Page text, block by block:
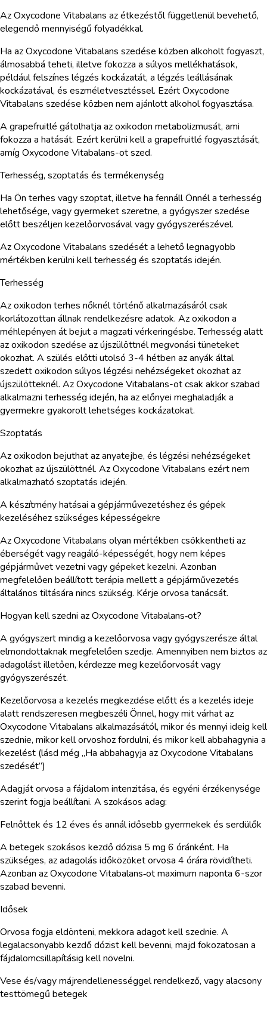
Az Oxycodone Vitabalans az étkezéstől függetlenül bevehető,
elegendő mennyiségű folyadékkal.
Ha az Oxycodone Vitabalans szedése közben alkoholt fogyaszt,
álmosabbá teheti, illetve fokozza a súlyos mellékhatások,
például felszínes légzés kockázatát, a légzés leállásának
kockázatával, és eszméletvesztéssel. Ezért Oxycodone
Vitabalans szedése közben nem ajánlott alkohol fogyasztása.
A grapefruitlé gátolhatja az oxikodon metabolizmusát, ami
fokozza a hatását. Ezért kerülni kell a grapefruitlé fogyasztását,
amíg Oxycodone Vitabalans-ot szed.
Terhesség, szoptatás és termékenység
Ha Ön terhes vagy szoptat, illetve ha fennáll Önnél a terhesség
lehetősége, vagy gyermeket szeretne, a gyógyszer szedése
előtt beszéljen kezelőorvosával vagy gyógyszerészével.
Az Oxycodone Vitabalans szedését a lehető legnagyobb
mértékben kerülni kell terhesség és szoptatás idején.
Terhesség
Az oxikodon terhes nőknél történő alkalmazásáról csak
korlátozottan állnak rendelkezésre adatok. Az oxikodon a
méhlepényen át bejut a magzati vérkeringésbe. Terhesség alatt
az oxikodon szedése az újszülöttnél megvonási tüneteket
okozhat. A szülés előtti utolsó 3-4 hétben az anyák által
szedett oxikodon súlyos légzési nehézségeket okozhat az
újszülötteknél. Az Oxycodone Vitabalans-ot csak akkor szabad
alkalmazni terhesség idején, ha az előnyei meghaladják a
gyermekre gyakorolt lehetséges kockázatokat.
Szoptatás
Az oxikodon bejuthat az anyatejbe, és légzési nehézségeket
okozhat az újszülöttnél. Az Oxycodone Vitabalans ezért nem
alkalmazható szoptatás idején.
A készítmény hatásai a gépjárművezetéshez és gépek
kezeléséhez szükséges képességekre
Az Oxycodone Vitabalans olyan mértékben csökkentheti az
éberségét vagy reagáló-képességét, hogy nem képes
gépjárművet vezetni vagy gépeket kezelni. Azonban
megfelelően beállított terápia mellett a gépjárművezetés
általános tiltására nincs szükség. Kérje orvosa tanácsát.
Hogyan kell szedni az Oxycodone Vitabalans‑ot?
A gyógyszert mindig a kezelőorvosa vagy gyógyszerésze által
elmondottaknak megfelelően szedje. Amennyiben nem biztos az
adagolást illetően, kérdezze meg kezelőorvosát vagy
gyógyszerészét.
Kezelőorvosa a kezelés megkezdése előtt és a kezelés ideje
alatt rendszeresen megbeszéli Önnel, hogy mit várhat az
Oxycodone Vitabalans alkalmazásától, mikor és mennyi ideig kell
szednie, mikor kell orvoshoz fordulni, és mikor kell abbahagynia a
kezelést (lásd még „Ha abbahagyja az Oxycodone Vitabalans
szedését”)
Adagját orvosa a fájdalom intenzitása, és egyéni érzékenysége
szerint fogja beállítani. A szokásos adag:
Felnőttek és 12 éves és annál idősebb gyermekek és serdülők
A betegek szokásos kezdő dózisa 5 mg 6 óránként. Ha
szükséges, az adagolás időközöket orvosa 4 órára rövidítheti.
Azonban az Oxycodone Vitabalans‑ot maximum naponta 6-szor
szabad bevenni.
Idősek
Orvosa fogja eldönteni, mekkora adagot kell szednie. A
legalacsonyabb kezdő dózist kell bevenni, majd fokozatosan a
fájdalomcsillapításig kell növelni.
Vese és/vagy májrendellenességgel rendelkező, vagy alacsony
testtömegű betegek